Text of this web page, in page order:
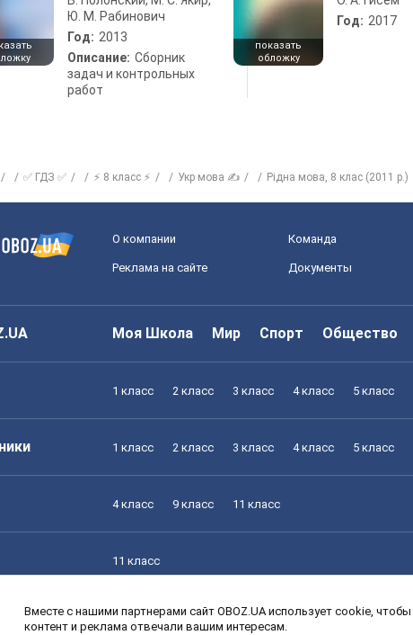
Ю. М. Рабинович
Год: 2013
Описание: Сборник
задач и контрольных
работ
показать
обложку
Год: 2017
✅ ГДЗ ✅ ⚡ 8 класс ⚡ Укр мова ✍ Рідна мова, 8 клас (2011 р.)
О компании Команда
Реклама на сайте Документы
Моя Школа Мир Спорт Общество
1 класс 2 класс 3 класс 4 класс 5 класс
1 класс 2 класс 3 класс 4 класс 5 класс
4 класс 9 класс 11 класс
11 класс
уроки 1 класс 2 класс 3 класс 4 класс 5 класс
Вместе с нашими партнерами сайт OBOZ.UA использует cookie,
контент и реклама отвечали вашим интересам.